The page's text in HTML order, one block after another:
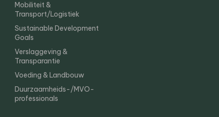
Mobiliteit &
Transport/Logistiek
Sustainable Development
Goals
Verslaggeving &
Transparantie
Voeding & Landbouw
Duurzaamheids-/MVO-
professionals